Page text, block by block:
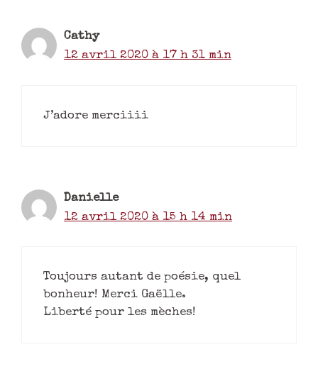
Cathy
12 avril 2020 à 17 h 31 min
J’adore merciiii
Danielle
12 avril 2020 à 15 h 14 min
Toujours autant de poésie, quel
bonheur! Merci Gaëlle.
Liberté pour les mèches!